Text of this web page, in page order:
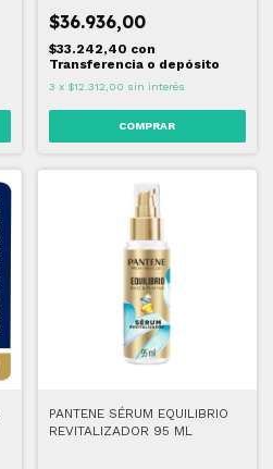
$36.936,00
$33.242,40 con
Transferencia o depósito
3 x $12.312,00 sin interés
PANTENE SÉRUM EQUILIBRIO
REVITALIZADOR 95 ML